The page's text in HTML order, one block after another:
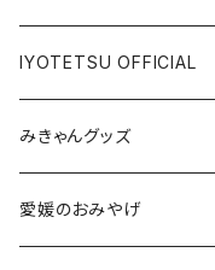
調味料
アパレル
ステーショナリー
トイ・小物
IYOTETSU OFFICIAL
坊っちゃん列車グッズ
その他伊予鉄グッズ
みきゃんグッズ
食品
愛媛のおみやげ